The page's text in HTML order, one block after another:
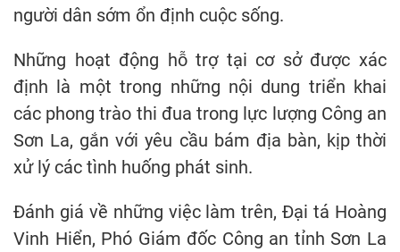
người dân sớm ổn định cuộc sống.
Những hoạt động hỗ trợ tại cơ sở được xác
định là một trong những nội dung triển khai
các phong trào thi đua trong lực lượng Công an
Sơn La, gắn với yêu cầu bám địa bàn, kịp thời
xử lý các tình huống phát sinh.
Đánh giá về những việc làm trên, Đại tá Hoàng
Vinh Hiển, Phó Giám đốc Công an tỉnh Sơn La